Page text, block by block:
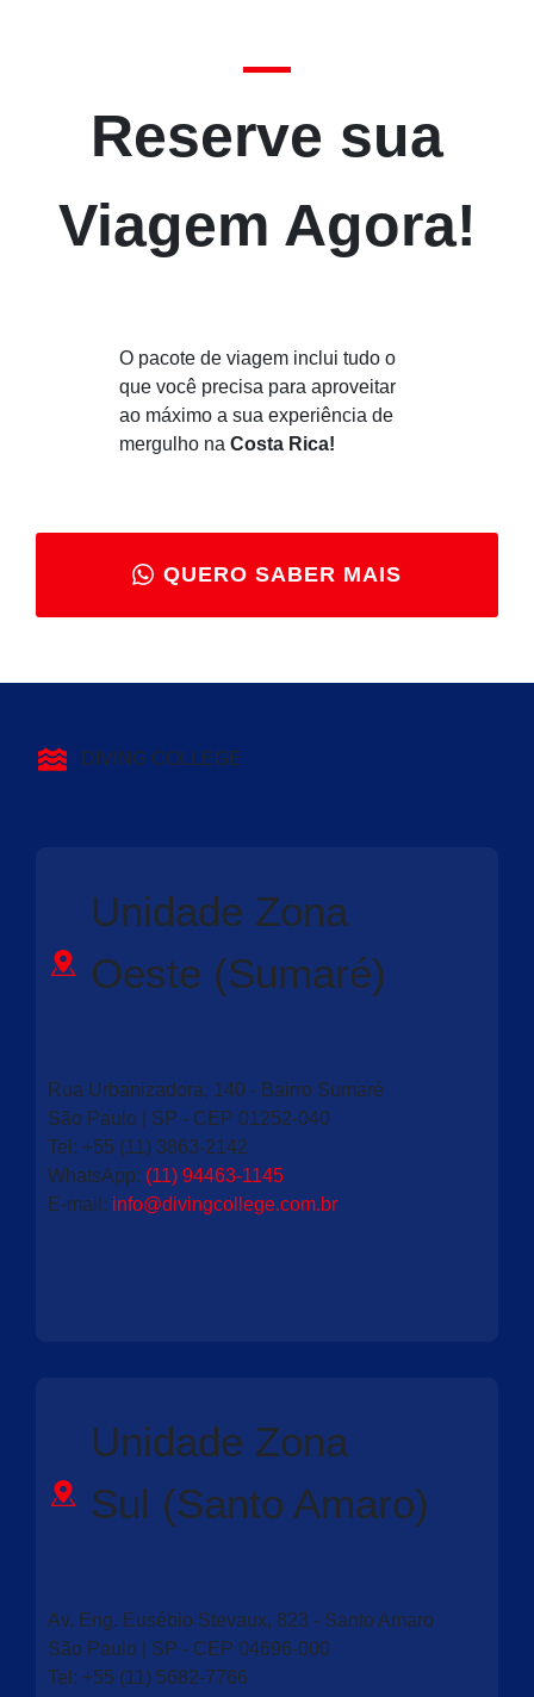
Reserve sua
Viagem Agora!
O pacote de viagem inclui tudo o
que você precisa para aproveitar
ao máximo a sua experiência de
mergulho na Costa Rica!
QUERO SABER MAIS
DIVING COLLEGE
Unidade Zona
Oeste (Sumaré)
Rua Urbanizadora, 140 - Bairro Sumaré
São Paulo | SP - CEP 01252-040
Tel: +55 (11) 3863-2142
WhatsApp: (11) 94463-1145
E-mail : info@divingcollege.com.br
Unidade Zona
Sul (Santo Amaro)
Av. Eng. Eusébio Stevaux, 823 - Santo Amaro
São Paulo | SP - CEP 04696-000
Tel: +55 (11) 5682-7766